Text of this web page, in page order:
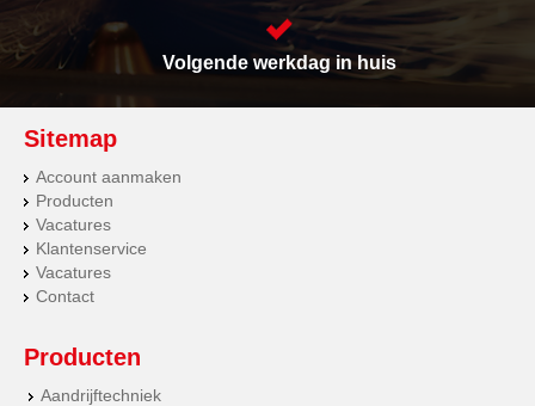
Volgende werkdag in huis
Sitemap
Account aanmaken
Producten
Vacatures
Klantenservice
Vacatures
Contact
Producten
Aandrijftechniek